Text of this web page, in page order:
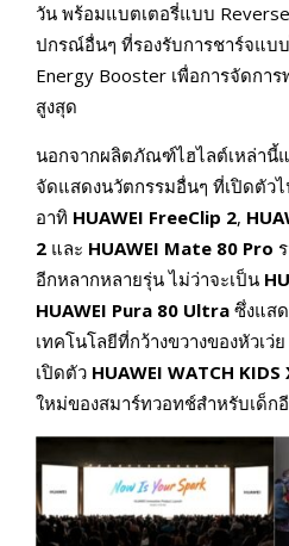
วัน พร้อมแบตเตอรี่แบบ
ปกรณ์อื่นๆ ที่รองรับการชาร์จแบ
Energy Booster เพื่อการจัดกา
สูงสุด
นอกจากผลิตภัณฑ์ไฮไลต์เหล่านี้แ
จัดแสดงนวัตกรรมอื่นๆ ที่เปิดตัว
อาทิ HUAWEI FreeClip 2,
2 และ HUAWEI Mate 80 Pro
อีกหลากหลายรุ่น ไม่ว่าจะเป็น
HUAWEI Pura 80 Ultra ซึ่งแส
เทคโนโลยีที่กว้างขวางของหัวเ
เปิดตัว HUAWEI WATCH KIDS
ใหม่ของสมาร์ทวอทช์สำหรับเด็ก